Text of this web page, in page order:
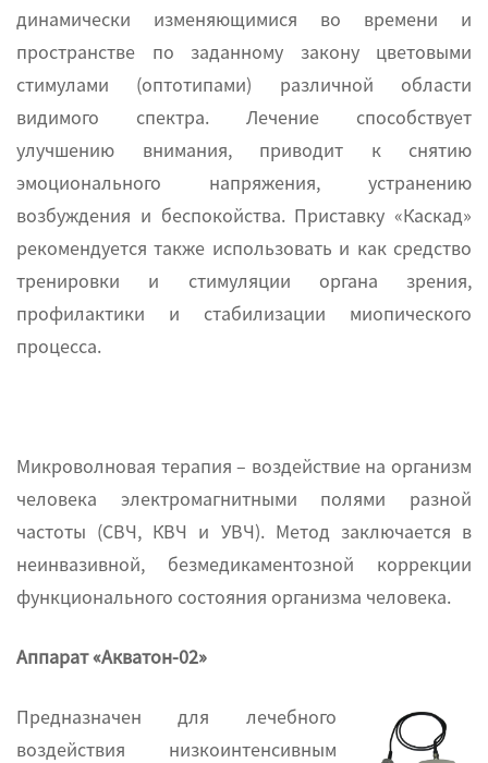
динамически изменяющимися во времени и
пространстве по заданному закону цветовыми
стимулами (оптотипами) различной области
видимого спектра. Лечение способствует
улучшению внимания, приводит к снятию
эмоционального напряжения, устранению
возбуждения и беспокойства. Приставку «Каскад»
рекомендуется также использовать и как средство
тренировки и стимуляции органа зрения,
профилактики и стабилизации миопического
процесса.
Микроволновая терапия – воздействие на организм
человека электромагнитными полями разной
частоты (СВЧ, КВЧ и УВЧ). Метод заключается в
неинвазивной, безмедикаментозной коррекции
функционального состояния организма человека.
Аппарат «Акватон-02»
Предназначен для лечебного
воздействия низкоинтенсивным